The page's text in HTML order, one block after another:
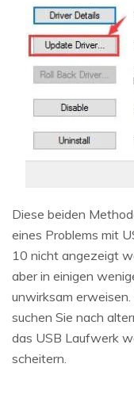
Diese beiden
eines Problems mit
10 nicht angezeigt
aber in einigen
unwirksam
suchen Sie nach
das USB Laufwerk
scheitern.